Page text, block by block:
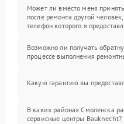
Может ли вместо меня
после ремонта другой
телефон которого я
Возможно ли получать
процессе выполнения
Какую гарантию вы
В каких районах Смоленска
сервисные центры Bauknecht?